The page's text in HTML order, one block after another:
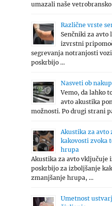
umazali naše
Različne vrste
Senčniki za avto
izvrstni
segrevanja notranjosti
poskrbijo …
Nasveti ob
Vemo, da lahko
avto akustika
možnosti. Po drugi strani
Akustika za avto
kakovosti zvoka
hrupa
Akustika za avto vključuje
poskrbijo za izboljšanje
zmanjšanje hrupa, …
Umetnost